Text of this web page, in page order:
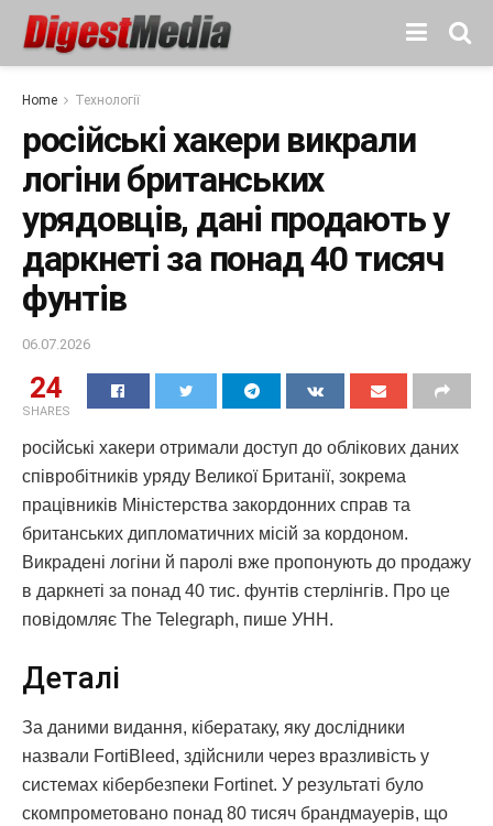
Home Технології
російські хакери викрали
логіни британських
урядовців, дані продають у
даркнеті за понад 40 тисяч
фунтів
06.07.2026
24
SHARES
російські хакери отримали доступ до облікових даних
співробітників уряду Великої Британії, зокрема
працівників Міністерства закордонних справ та
британських дипломатичних місій за кордоном.
Викрадені логіни й паролі вже пропонують до продажу
в даркнеті за понад 40 тис. фунтів стерлінгів. Про це
повідомляє The Telegraph, пише УНН.
Деталі
За даними видання, кібератаку, яку дослідники
назвали FortiBleed, здійснили через вразливість у
системах кібербезпеки Fortinet. У результаті було
скомпрометовано понад 80 тисяч брандмауерів, що